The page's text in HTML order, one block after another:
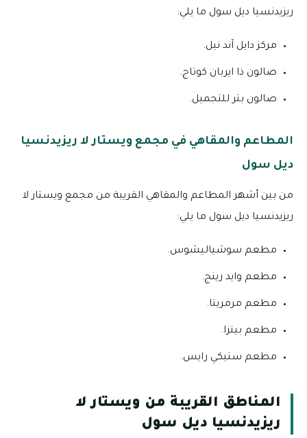
ريزيدنسيا ديل سول ما يلي:
مركز دايل آند نيل.
صالون ذا ايربان كوتاج.
صالون بتر للتجميل.
المطاعم والمقاهي في مجمع ويستار لا ريزيدنسيا
ديل سول
من بين أشهر المطاعم والمقاهي القريبة من مجمع ويستار لا
ريزيدنسيا ديل سول ما يلي:
مطعم سوشياليشوس.
مطعم وايد رينج.
مطعم مرمريتا.
مطعم بيتزا.
مطعم ستيكي رايس.
المناطق القريبة من ويستار لا
ريزيدنسيا ديل سول